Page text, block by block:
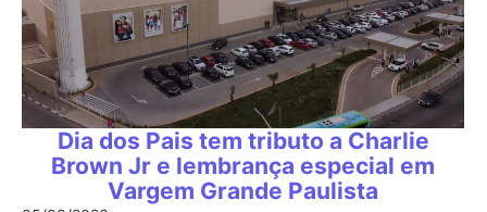
Dia dos Pais tem tributo a Charlie
Brown Jr e lembrança especial em
Vargem Grande Paulista